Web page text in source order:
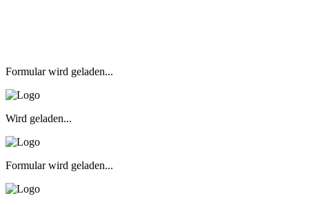
Formular wird geladen...
Wird geladen...
Formular wird geladen...